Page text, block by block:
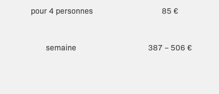
pour 4 personnes 85 €
semaine 387 – 506 €